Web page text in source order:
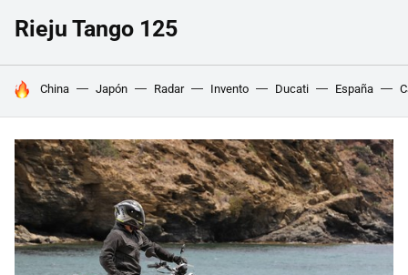
Rieju Tango 125
HOY SE HABLA DE
China Japón Radar Invento Ducati España